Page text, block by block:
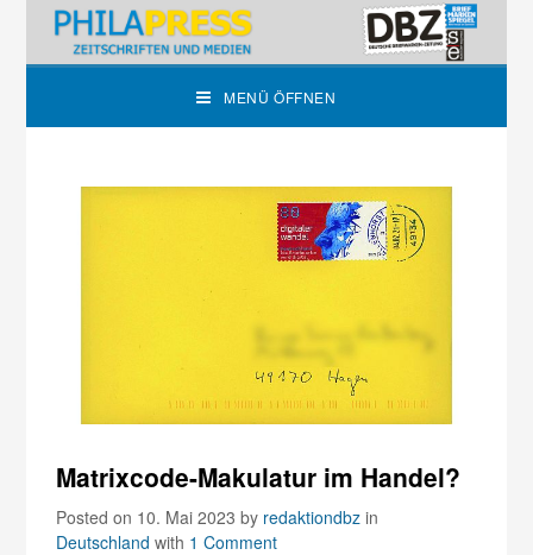
MENÜ ÖFFNEN
Matrixcode-Makulatur im Handel?
Posted on 10. Mai 2023by redaktiondbz in
Deutschland with 1 Comment